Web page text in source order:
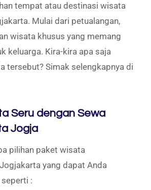
tempat atau destinasi wisata
Mulai dari petualangan,
wisata khusus yang memang
keluarga. Kira-kira apa saja
tersebut? Simak selengkapnya di
Seru dengan Sewa
Jogja
pilihan paket wisata
yang dapat Anda
: